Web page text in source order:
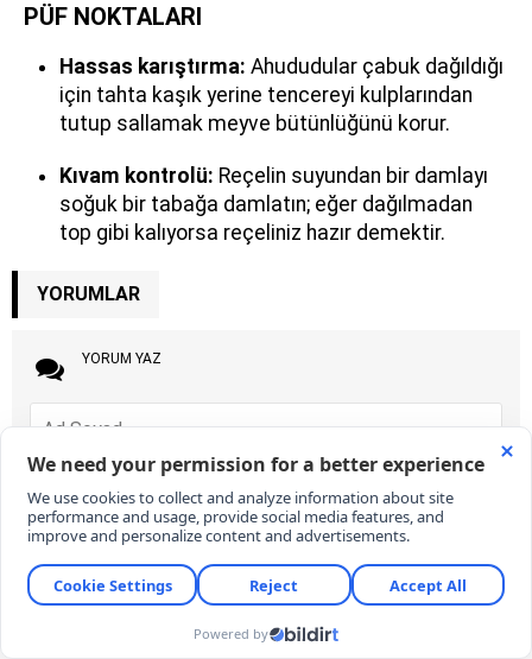
PÜF NOKTALARI
Hassas karıştırma: Ahududular çabuk dağıldığı
için tahta kaşık yerine tencereyi kulplarından
tutup sallamak meyve bütünlüğünü korur.
Kıvam kontrolü: Reçelin suyundan bir damlayı
soğuk bir tabağa damlatın; eğer dağılmadan
top gibi kalıyorsa reçeliniz hazır demektir.
YORUMLAR
YORUM YAZ